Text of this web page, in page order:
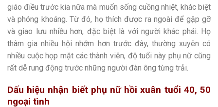
giáo điều trước kia nữa mà muốn sống cuồng nhiệt, khác biệt
và phóng khoáng. Từ đó, họ thích được ra ngoài để gặp gỡ
và giao lưu nhiều hơn, đặc biệt là với người khác phái. Họ
thâm gia nhiều hội nhớm hơn trước đây, thường xuyên có
nhiều cuộc họp mặt các thành viên, độ tuổi này phụ nữ cũng
rất dễ rung động trước những người đàn ông từng trải.
Dấu hiệu nhận biết phụ nữ hồi xuân tuổi 40, 50
ngoại tình